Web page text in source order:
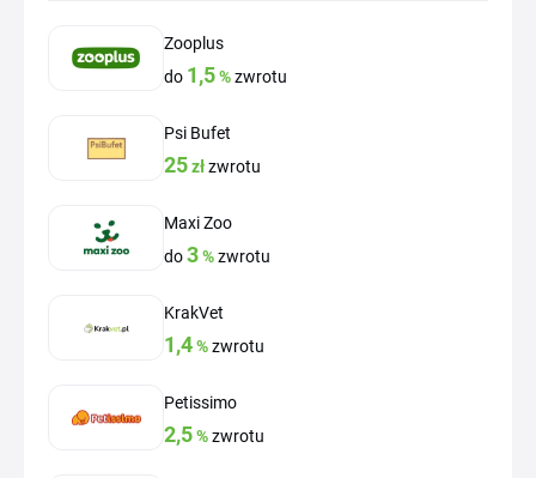
Zooplus
do 1,5%zwrotu
Psi Bufet
25złzwrotu
Maxi Zoo
do3%zwrotu
KrakVet
1,4%zwrotu
Petissimo
2,5%zwrotu